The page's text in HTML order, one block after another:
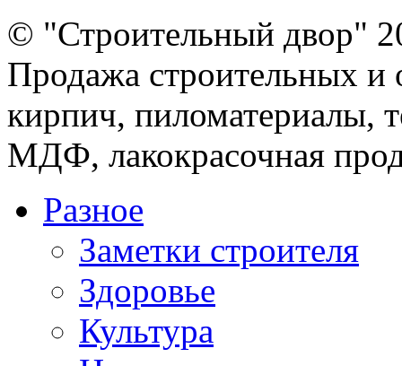
© "Строительный двор"
Продажа строительных и
кирпич, пиломатериалы,
МДФ, лакокрасочная
Разное
Заметки строителя
Здоровье
Культура